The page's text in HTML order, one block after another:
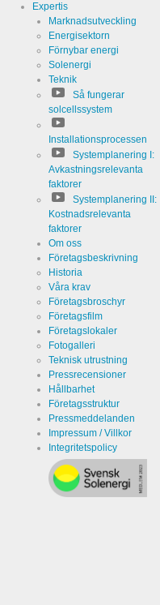
Expertis
Marknadsutveckling
Energisektorn
Förnybar energi
Solenergi
Teknik
Så fungerar
solcellssystem
Installationsprocessen
Systemplanering I:
Avkastningsrelevanta
faktorer
Systemplanering II:
Kostnadsrelevanta
faktorer
Om oss
Företagsbeskrivning
Historia
Våra krav
Företagsbroschyr
Företagsfilm
Företagslokaler
Fotogalleri
Teknisk utrustning
Pressrecensioner
Hållbarhet
Företagsstruktur
Pressmeddelanden
Impressum / Villkor
Integritetspolicy
Cookies som är
Namn
Värd
LLC
Kategori
Google
Namn
Varaktighet
Cookies som är
Namn
Värd
Kategori
Cookie
Namn linkedin